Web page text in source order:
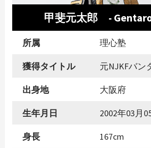
甲斐元太郎 -
所属 理心塾
獲得タイトル 元NJKFバ
出身地 大阪府
生年月日 2002年03月
身長 167cm